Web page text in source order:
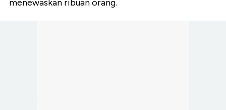
menewaskan ribuan orang.